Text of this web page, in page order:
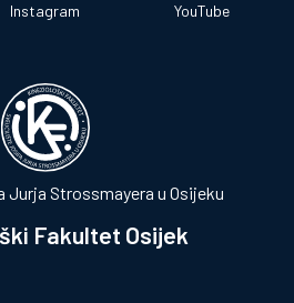
Instagram YouTube
Strossmayera u Osijeku
Fakultet Osijek